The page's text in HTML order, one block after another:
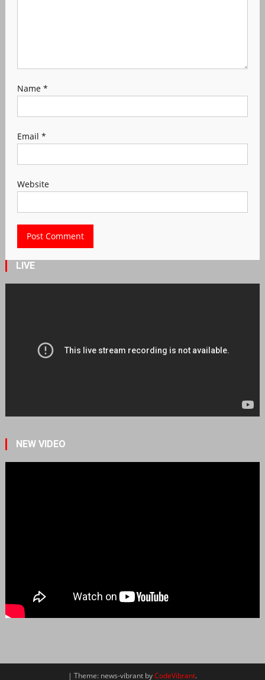
Name *
Email *
Website
LIVE
NEW VIDEO
| Theme: news-vibrant byCodeVibrant.